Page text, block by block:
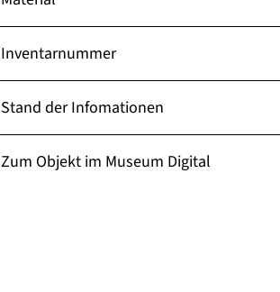
Inventarnummer
Stand der Infomationen
Zum Objekt im Museum Digital